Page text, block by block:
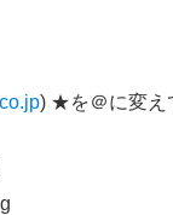
) ★を＠に変え